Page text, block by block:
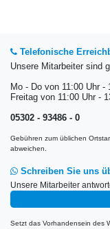
Telefonische
Unsere Mitarbeiter sind
Mo - Do von 11:00 Uhr -
Freitag von 11:00 Uhr -
05302 - 93486 - 0
Gebühren zum üblichen
abweichen.
Schreiben Sie uns
Unsere Mitarbeiter
Setzt das Vorhandensein des